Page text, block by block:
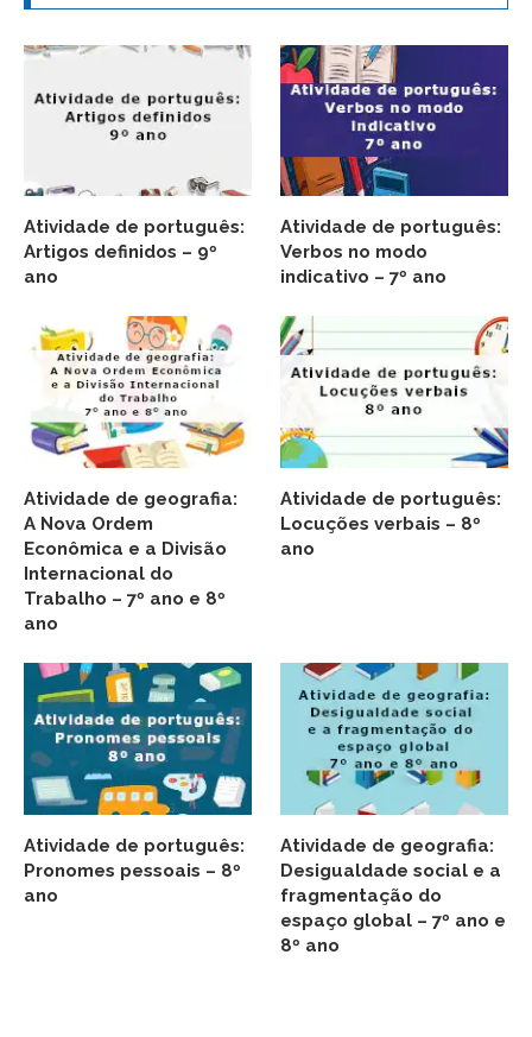
Atividade de português:
Artigos definidos – 9º
ano
Atividade de português:
Verbos no modo
indicativo – 7º ano
Atividade de geografia:
A Nova Ordem
Econômica e a Divisão
Internacional do
Trabalho – 7º ano e 8º
ano
Atividade de português:
Locuções verbais – 8º
ano
Atividade de português:
Pronomes pessoais – 8º
ano
Atividade de geografia:
Desigualdade social e a
fragmentação do
espaço global – 7º ano e
8º ano